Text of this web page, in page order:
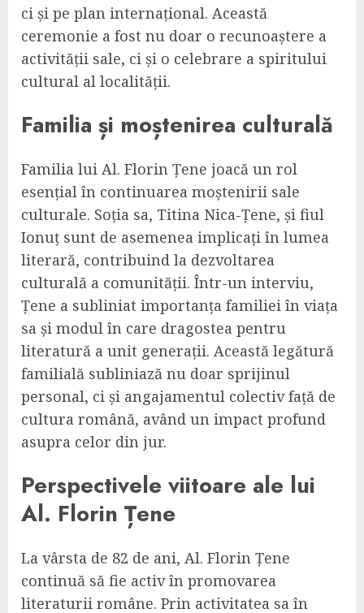
ci și pe plan internațional. Această
ceremonie a fost nu doar o recunoaștere a
activității sale, ci și o celebrare a spiritului
cultural al localității.
Familia și moștenirea culturală
Familia lui Al. Florin Țene joacă un rol
esențial în continuarea moștenirii sale
culturale. Soția sa, Titina Nica-Țene, și fiul
Ionuț sunt de asemenea implicați în lumea
literară, contribuind la dezvoltarea
culturală a comunității. Într-un interviu,
Țene a subliniat importanța familiei în viața
sa și modul în care dragostea pentru
literatură a unit generații. Această legătură
familială subliniază nu doar sprijinul
personal, ci și angajamentul colectiv față de
cultura română, având un impact profund
asupra celor din jur.
Perspectivele viitoare ale lui
Al. Florin Țene
La vârsta de 82 de ani, Al. Florin Țene
continuă să fie activ în promovarea
literaturii române. Prin activitatea sa în